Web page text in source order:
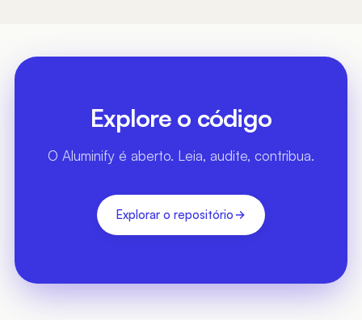
Explore o código
O Aluminify é aberto. Leia, audite, contribua.
Explorar o repositório